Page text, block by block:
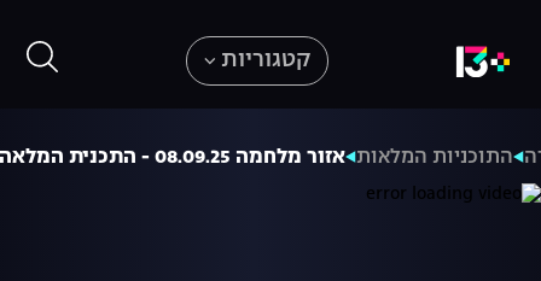
קטגוריות
התוכניות המלאות אזור מלחמה 08.09.25 - התכנית המלאה